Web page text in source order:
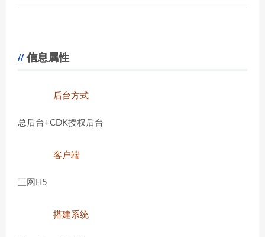
信息属性
后台方式
总后台+CDK授权后台
客户端
三网H5
搭建系统